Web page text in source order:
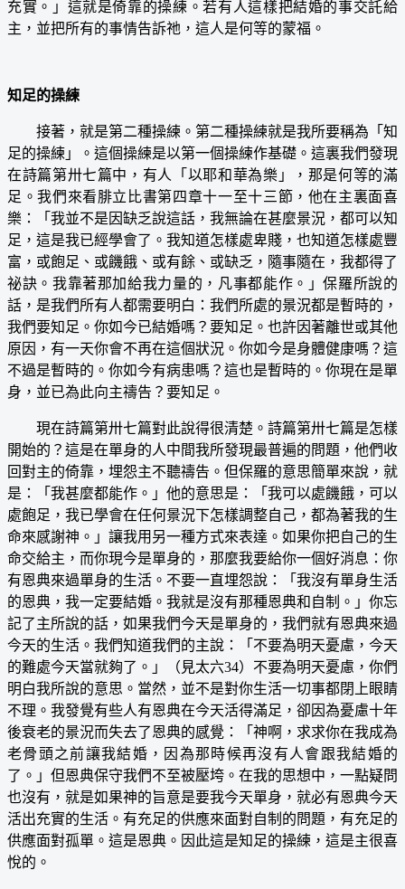
充實。」這就是倚靠的操練。若有人這樣把結婚的事交託給
主，並把所有的事情告訴祂，這人是何等的蒙福。
知足的操練
接著，就是第二種操練。第二種操練就是我所要稱為「知
足的操練」。這個操練是以第一個操練作基礎。這裏我們發現
在詩篇第卅七篇中，有人「以耶和華為樂」，那是何等的滿
足。我們來看腓立比書第四章十一至十三節，他在主裏面喜
樂：「我並不是因缺乏說這話，我無論在甚麼景況，都可以知
足，這是我已經學會了。我知道怎樣處卑賤，也知道怎樣處豐
富，或飽足、或饑餓、或有餘、或缺乏，隨事隨在，我都得了
祕訣。我靠著那加給我力量的，凡事都能作。」保羅所說的
話，是我們所有人都需要明白：我們所處的景況都是暫時的，
我們要知足。你如今已結婚嗎？要知足。也許因著離世或其他
原因，有一天你會不再在這個狀況。你如今是身體健康嗎？這
不過是暫時的。你如今有病患嗎？這也是暫時的。你現在是單
身，並已為此向主禱告？要知足。
現在詩篇第卅七篇對此說得很清楚。詩篇第卅七篇是怎樣
開始的？這是在單身的人中間我所發現最普遍的問題，他們收
回對主的倚靠，埋怨主不聽禱告。但保羅的意思簡單來說，就
是：「我甚麼都能作。」他的意思是：「我可以處饑餓，可以
處飽足，我已學會在任何景況下怎樣調整自己，都為著我的生
命來感謝神。」讓我用另一種方式來表達。如果你把自己的生
命交給主，而你現今是單身的，那麼我要給你一個好消息：你
有恩典來過單身的生活。不要一直埋怨說：「我沒有單身生活
的恩典，我一定要結婚。我就是沒有那種恩典和自制。」你忘
記了主所說的話，如果我們今天是單身的，我們就有恩典來過
今天的生活。我們知道我們的主說：「不要為明天憂慮，今天
的難處今天當就夠了。」（見太六34）不要為明天憂慮，你們
明白我所說的意思。當然，並不是對你生活一切事都閉上眼睛
不理。我發覺有些人有恩典在今天活得滿足，卻因為憂慮十年
後衰老的景況而失去了恩典的感覺：「神啊，求求你在我成為
老骨頭之前讓我結婚，因為那時候再沒有人會跟我結婚的
了。」但恩典保守我們不至被壓垮。在我的思想中，一點疑問
也沒有，就是如果神的旨意是要我今天單身，就必有恩典今天
活出充實的生活。有充足的供應來面對自制的問題，有充足的
供應面對孤單。這是恩典。因此這是知足的操練，這是主很喜
悅的。